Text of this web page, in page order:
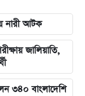
নারী আটক
জালিয়াতি,
৩৪০ বাংলাদেশি